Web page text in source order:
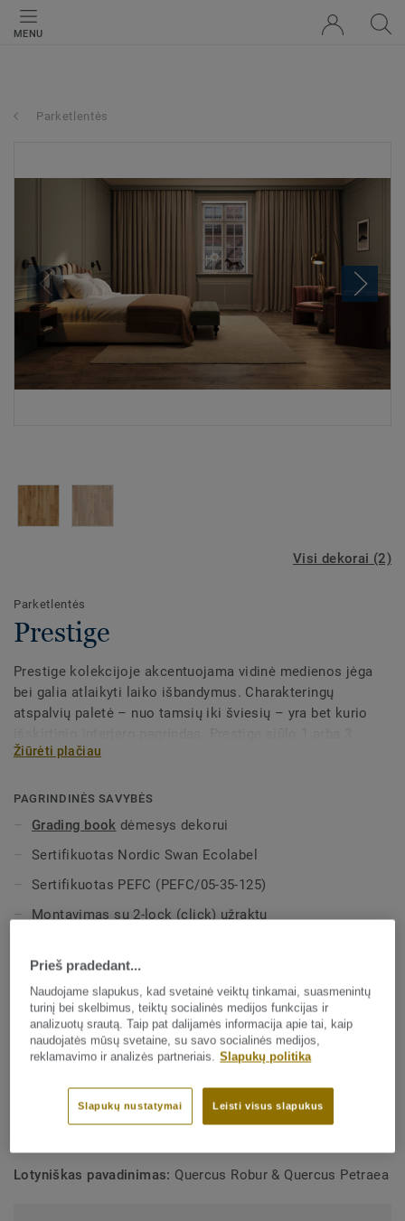
MENU
Parketlentės
Visi dekorai (2)
Parketlentės
Prestige
Prestige kolekcijoje akcentuojama vidinė medienos jėga
bei galia atlaikyti laiko išbandymus. Charakteringų
atspalvių paletė – nuo tamsių iki šviesių – yra bet kurio
juostų lentas apdorotas vaškine alyva.
Žiūrėti plačiau
PAGRINDINĖS SAVYBĖS
Grading book dėmesys dekorui
Sertifikuotas Nordic Swan Ecolabel
Sertifikuotas PEFC (PEFC/05-35-125)
Montavimas su 2-lock (click) užraktu
Tinka šildomoms grindims
TECHNINĖS IR APLINKOSAUGOS SPECIFIKACIJOS
Paviršių dėžėje:2,51 m², 1,94 m², 2,14 m²
Neto svoris (/m²):7,9 kg
Lotyniškas pavadinimas: Quercus Robur & Quercus Petraea
Prieš pradedant...
Naudojame slapukus, kad svetainė veiktų tinkamai, suasmenintų
turinį bei skelbimus, teiktų socialinės medijos funkcijas ir
analizuotų srautą. Taip pat dalijamės informacija apie tai, kaip
naudojatės mūsų svetaine, su savo socialinės medijos,
reklamavimo ir analizės partneriais. Slapukų politika
Leisti visus slapukus
Slapukų nustatymai